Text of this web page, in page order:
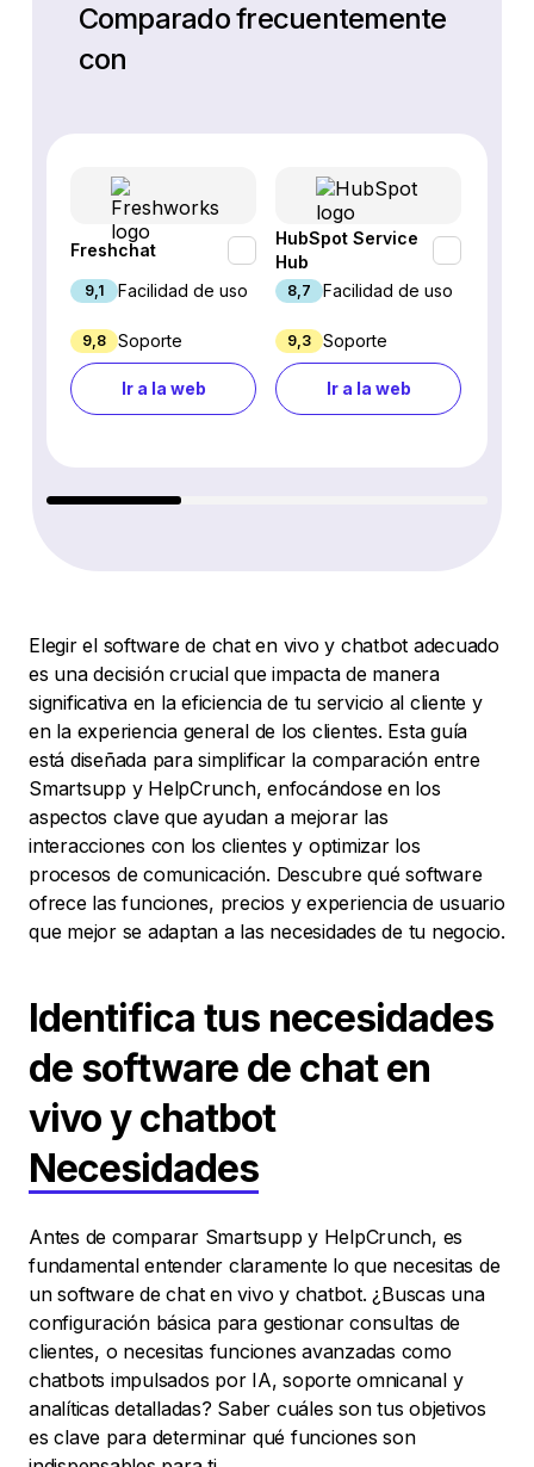
Comparado frecuentemente
con
Freshchat
9,1 Facilidad de uso
9,8 Soporte
Ir a la web
HubSpot Service
Hub
8,7 Facilidad de uso
9,3 Soporte
Ir a la web
Elegir el software de chat en vivo y chatbot adecuado
es una decisión crucial que impacta de manera
significativa en la eficiencia de tu servicio al cliente y
en la experiencia general de los clientes. Esta guía
está diseñada para simplificar la comparación entre
Smartsupp y HelpCrunch, enfocándose en los
aspectos clave que ayudan a mejorar las
interacciones con los clientes y optimizar los
procesos de comunicación. Descubre qué software
ofrece las funciones, precios y experiencia de usuario
que mejor se adaptan a las necesidades de tu negocio.
Identifica tus necesidades
de software de chat en
vivo y chatbot
Necesidades
Antes de comparar Smartsupp y HelpCrunch, es
fundamental entender claramente lo que necesitas de
un software de chat en vivo y chatbot. ¿Buscas una
configuración básica para gestionar consultas de
clientes, o necesitas funciones avanzadas como
chatbots impulsados por IA, soporte omnicanal y
analíticas detalladas? Saber cuáles son tus objetivos
es clave para determinar qué funciones son